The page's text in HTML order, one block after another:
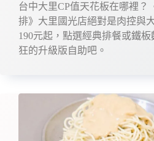
台中大里CP值天花板在哪裡？
排》大里國光店絕對是肉控與
190元起，點選經典排餐或鐵
狂的升級版自助吧。